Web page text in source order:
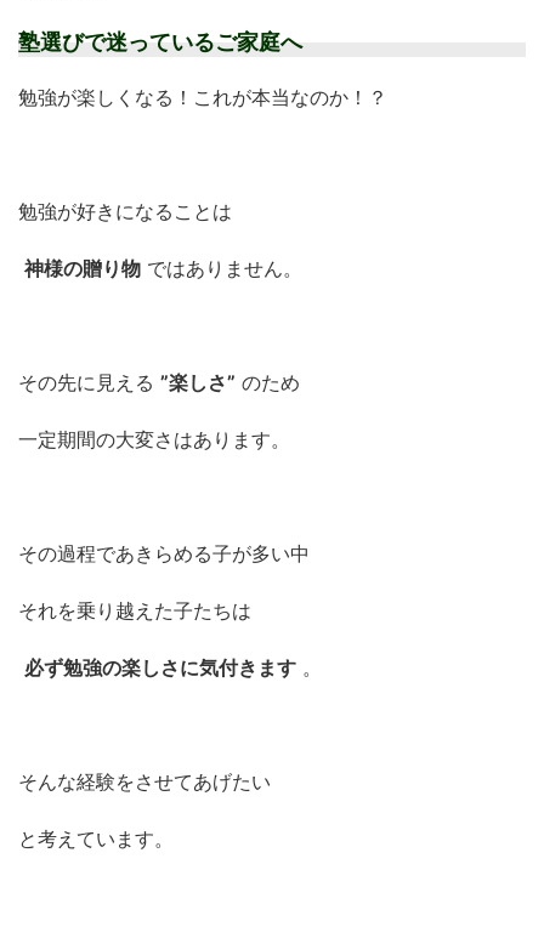
塾選びで迷っているご家庭へ
勉強が楽しくなる！これが本当なのか！？
勉強が好きになることは
神様の贈り物 ではありません。
その先に見える ”楽しさ” のため
一定期間の大変さはあります。
その過程であきらめる子が多い中
それを乗り越えた子たちは
必ず勉強の楽しさに気付きます 。
そんな経験をさせてあげたい
と考えています。